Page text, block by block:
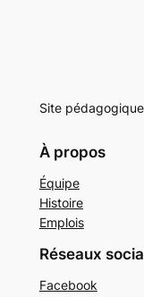
Site
À propos
Équipe
Histoire
Emplois
Réseaux
Facebook